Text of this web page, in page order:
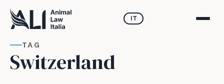
IT
TAG
Switzerland